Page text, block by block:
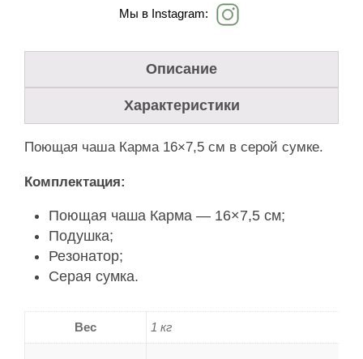
Мы в Instagram:
Описание
Характеристики
Поющая чаша Карма 16×7,5 см в серой сумке.
Комплектация:
Поющая чаша Карма — 16×7,5 см;
Подушка;
Резонатор;
Серая сумка.
Вес 1 кг